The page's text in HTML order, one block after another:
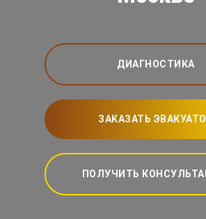
ДИАГНОСТИКА
ЗАКАЗАТЬ
ПОЛУЧИТЬ